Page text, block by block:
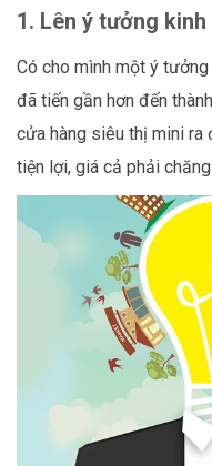
1. Lên ý tưởng kinh
Có cho mình một ý
đã tiến gần hơn đến
cửa hàng siêu thị mini ra
tiện lợi, giá cả phải